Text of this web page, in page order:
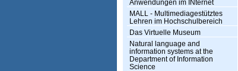
r
m
a
Anwendungen im INternet
MALL - Multimediagestütztes
Lehren im Hochschulbereich
Das Virtuelle Museum
Natural language and
information systems at the
Department of Information
Science